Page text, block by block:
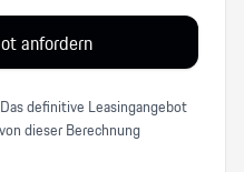
anfordern
definitive Leasingangebot
dieser Berechnung